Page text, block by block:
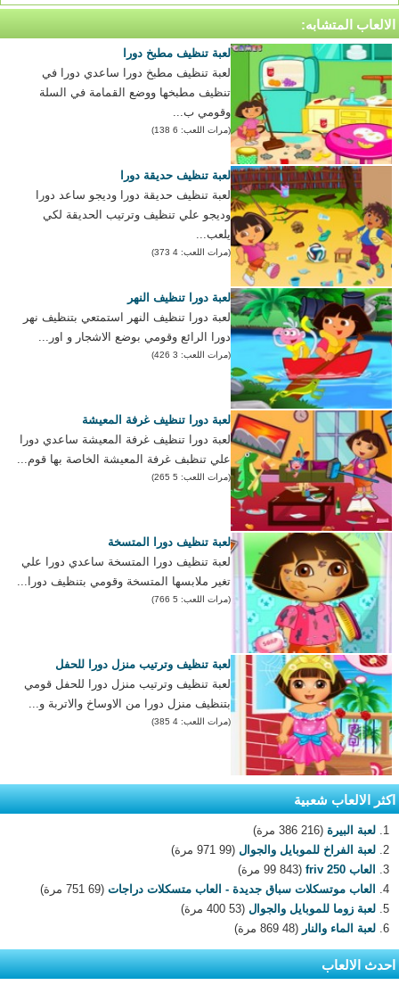
الالعاب المتشابه:
لعبة تنظيف مطبخ دورا
لعبة تنظيف مطبخ دورا ساعدي دورا في
تنظيف مطبخها ووضع القمامة في السلة
وقومي ب...
(مرات اللعب: 6 138)
لعبة تنظيف حديقة دورا
لعبة تنظيف حديقة دورا وديجو ساعد دورا
وديجو علي تنظيف وترتيب الحديقة لكي
يلعب...
(مرات اللعب: 4 373)
لعبة دورا تنظيف النهر
لعبة دورا تنظيف النهر استمتعي بتنظيف نهر
دورا الرائع وقومي بوضع الاشجار و اور...
(مرات اللعب: 3 426)
لعبة دورا تنظيف غرفة المعيشة
لعبة دورا تنظيف غرفة المعيشة ساعدي دورا
علي تنظبف غرفة المعيشة الخاصة بها قوم...
(مرات اللعب: 5 265)
لعبة تنظيف دورا المتسخة
لعبة تنظيف دورا المتسخة ساعدي دورا علي
تغير ملابسها المتسخة وقومي بتنظيف دورا...
(مرات اللعب: 5 766)
لعبة تنظيف وترتيب منزل دورا للحفل
لعبة تنظيف وترتيب منزل دورا للحفل قومي
بتنظيف منزل دورا من الاوساخ والاتربة و...
(مرات اللعب: 4 385)
اكثر الالعاب شعبية
لعبة البيرة (216 386 مرة)
لعبة الفراخ للموبايل والجوال (99 971 مرة)
العاب 250 friv
(99 843 مرة)
العاب موتسكلات سباق جديدة - العاب متسكلات دراجات (69 751 مرة)
لعبة زوما للموبايل والجوال (53 400 مرة)
لعبة الماء والنار (48 869 مرة)
احدث الالعاب